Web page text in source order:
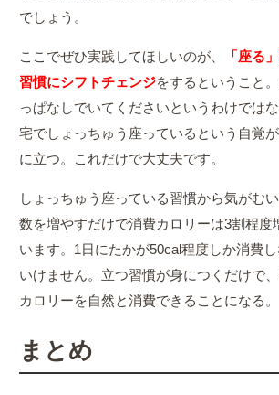
でしょう。
ここでぜひ実践してほしいのが、
「座る
習慣にシフトチェンジをするということ
っぱなしでいてくださいというわけでは
宅でしょっちゅう座っているという自覚
に立つ。これだけで大丈夫です。
しょっちゅう座っている習慣から気がむ
数を増やすだけで消費カロリーは3割程度
います。1日にたかが50cal程度しか消費
いけません。立つ習慣が身につくだけで
カロリーを自然と消費できることになる。
まとめ